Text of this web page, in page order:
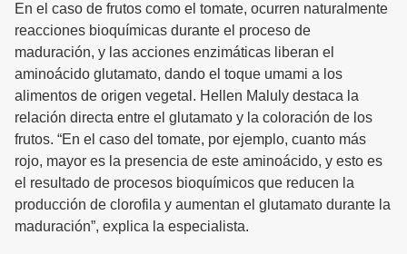
En el caso de frutos como el tomate, ocurren naturalmente
reacciones bioquímicas durante el proceso de
maduración, y las acciones enzimáticas liberan el
aminoácido glutamato, dando el toque umami a los
alimentos de origen vegetal. Hellen Maluly destaca la
relación directa entre el glutamato y la coloración de los
frutos. “En el caso del tomate, por ejemplo, cuanto más
rojo, mayor es la presencia de este aminoácido, y esto es
el resultado de procesos bioquímicos que reducen la
producción de clorofila y aumentan el glutamato durante la
maduración”, explica la especialista.